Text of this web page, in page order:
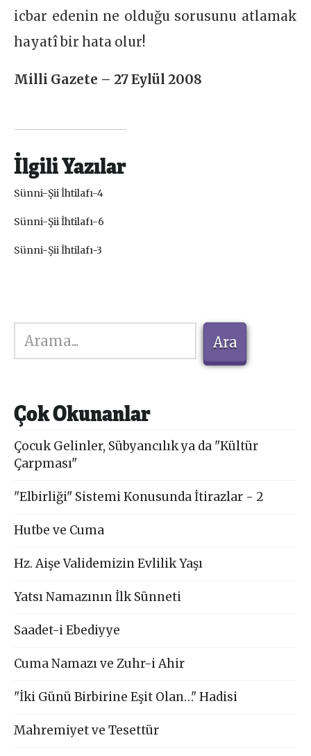
icbar edenin ne olduğu sorusunu atlamak
hayatî bir hata olur!
Milli Gazete – 27 Eylül 2008
İlgili Yazılar
Sünni-Şii İhtilafı-4
Sünni-Şii İhtilafı-6
Sünni-Şii İhtilafı-3
Ara
Ara
Çok Okunanlar
Çocuk Gelinler, Sübyancılık ya da "Kültür
Çarpması"
"Elbirliği" Sistemi Konusunda İtirazlar - 2
Hutbe ve Cuma
Hz. Aişe Validemizin Evlilik Yaşı
Yatsı Namazının İlk Sünneti
Saadet-i Ebediyye
Cuma Namazı ve Zuhr-i Ahir
"İki Günü Birbirine Eşit Olan…" Hadisi
Mahremiyet ve Tesettür